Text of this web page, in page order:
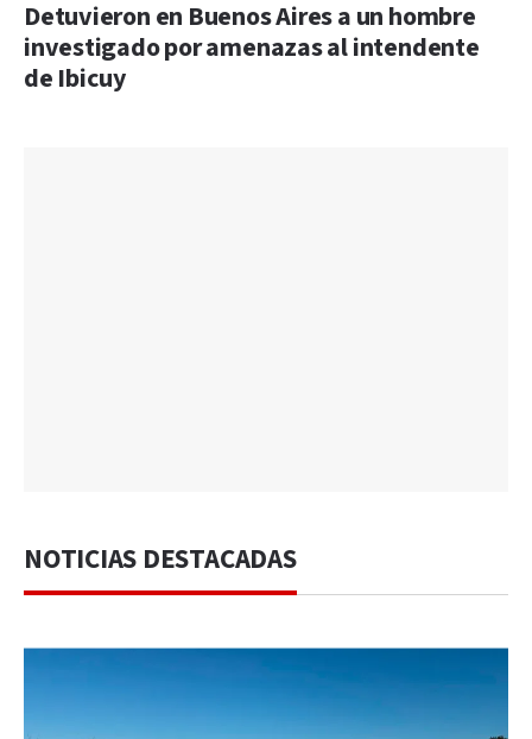
Detuvieron en Buenos Aires a un hombre
investigado por amenazas al intendente
de Ibicuy
NOTICIAS DESTACADAS